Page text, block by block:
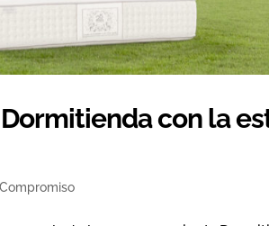
con la
Compromiso